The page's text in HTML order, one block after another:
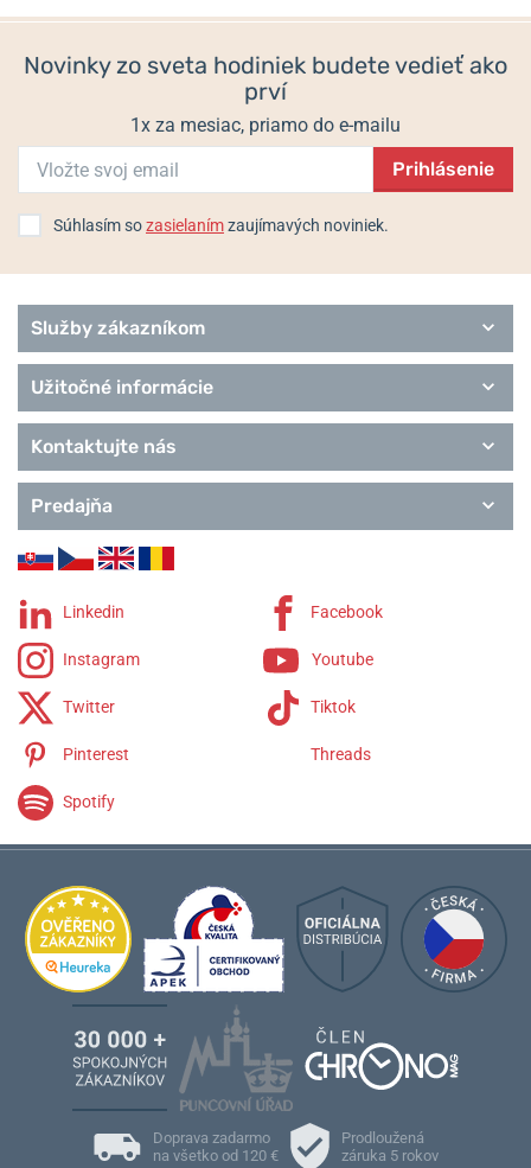
19,80 € 29,70 €
Novinky zo sveta hodiniek budete vedieť ako
prví
1x za mesiac, priamo do e-mailu
Prihlásenie
Súhlasím sozasielanímzaujímavých noviniek.
Služby zákazníkom
Užitočné informácie
Kontaktujte nás
Predajňa
Linkedin Facebook
Instagram Youtube
Twitter Tiktok
Pinterest Threads
Spotify
Doprava zadarmo
na všetko od 120 €
Prodloužená
záruka 5 rokov